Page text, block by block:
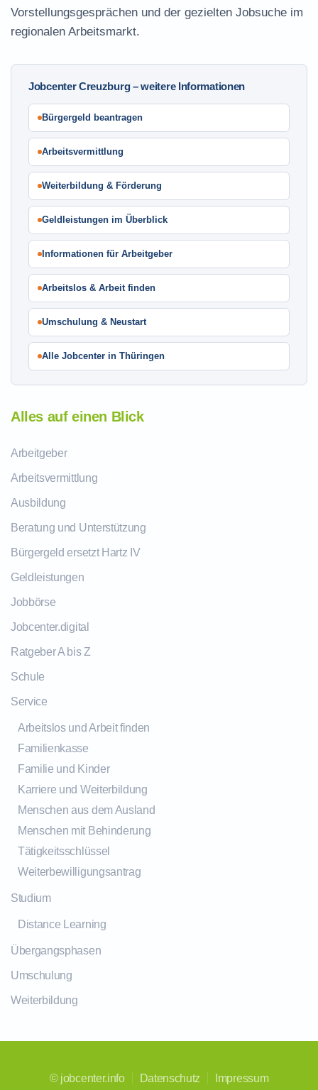
Vorstellungsgesprächen und der gezielten Jobsuche im
regionalen Arbeitsmarkt.
Jobcenter Creuzburg – weitere Informationen
Bürgergeld beantragen
Arbeitsvermittlung
Weiterbildung & Förderung
Geldleistungen im Überblick
Informationen für Arbeitgeber
Arbeitslos & Arbeit finden
Umschulung & Neustart
Alle Jobcenter in Thüringen
Alles auf einen Blick
Arbeitgeber
Arbeitsvermittlung
Ausbildung
Beratung und Unterstützung
Bürgergeld ersetzt Hartz IV
Geldleistungen
Jobbörse
Jobcenter.digital
Ratgeber A bis Z
Schule
Service
Arbeitslos und Arbeit finden
Familienkasse
Familie und Kinder
Karriere und Weiterbildung
Menschen aus dem Ausland
Menschen mit Behinderung
Tätigkeitsschlüssel
Weiterbewilligungsantrag
Studium
Distance Learning
Übergangsphasen
Umschulung
Weiterbildung
© jobcenter.info Datenschutz Impressum